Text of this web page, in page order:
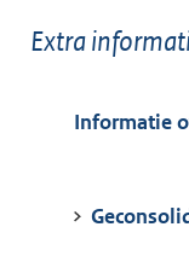
Toon
Extra
Informatie